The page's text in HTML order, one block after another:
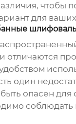
чтобы
для ваших
отличаются
один
опасен для
соблюдать